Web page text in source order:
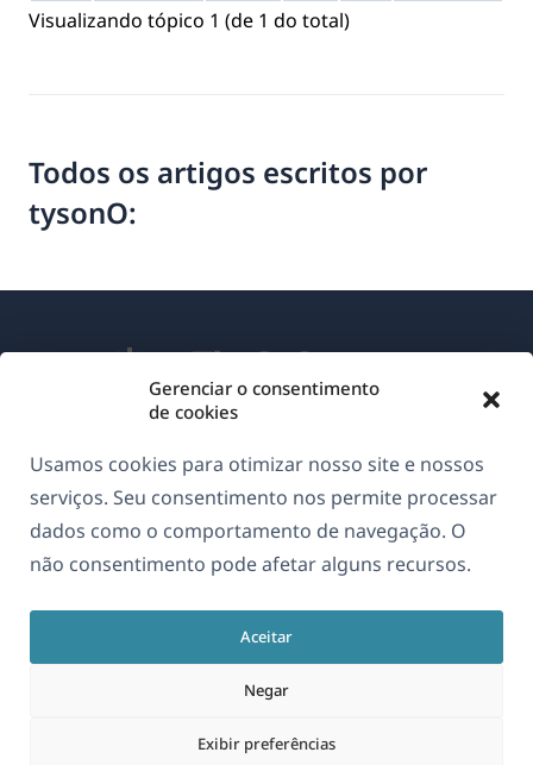
Gerenciar o consentimento
de cookies
Usamos cookies para otimizar nosso site e nossos
serviços. Seu consentimento nos permite processar
dados como o comportamento de navegação. O
não consentimento pode afetar alguns recursos.
Aceitar
Negar
Exibir preferências
Visualizando tópico 1 (de 1 do total)
Todos os artigos escritos por
tysonO:
Português
GDPR & Política de Privacidade
Junte-se à nossa equipe(abre
em
janela)
(abre
em
uma
nova
janela)
(abre
em
uma
nova
janela)
(abre
em
nova